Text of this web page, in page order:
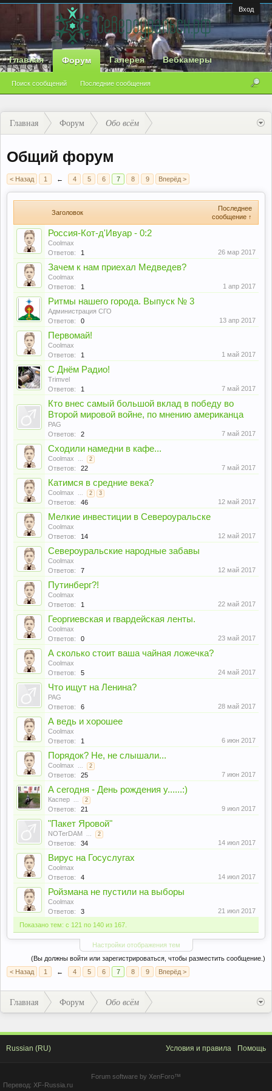
Вход
Главная Форум
Поиск сообщений Последние сообщения
Галерея Вебкамеры
Главная Форум Обо всём
Общий форум
< Назад 1 ← 4 5 6 7 8 9 Вперёд >
Заголовок
Последнее
сообщение ↑
Россия-Кот-д'Ивуар - 0:2
Coolmax
Ответов:
1 26 мар 2017
Зачем к нам приехал Медведев?
Coolmax
Ответов:
1 1 апр 2017
Ритмы нашего города. Выпуск № 3
Администрация СГО
Ответов:
0 13 апр 2017
Первомай!
Coolmax
Ответов:
1 1 май 2017
С Днём Радио!
Trimvel
Ответов:
1 7 май 2017
Кто внес самый большой вклад в победу во
Второй мировой войне, по мнению американца
PAG
Ответов:
2 7 май 2017
Сходили намедни в кафе...
Coolmax ... 2
Ответов: 22 7 май 2017
Катимся в средние века?
Coolmax ... 2 3
Ответов: 46 12 май 2017
Мелкие инвестиции в Североуральске
Coolmax
Ответов:
14 12 май 2017
Североуральские народные забавы
Coolmax
Ответов:
7 12 май 2017
Путинберг?!
Coolmax
Ответов:
1 22 май 2017
Георгиевская и гвардейская ленты.
Coolmax
Ответов:
0 23 май 2017
А сколько стоит ваша чайная ложечка?
Coolmax
Ответов:
5 24 май 2017
Что ищут на Ленина?
PAG
Ответов:
6 28 май 2017
А ведь и хорошее
Coolmax
Ответов:
1 6 июн 2017
Порядок? Не, не слышали...
Coolmax ... 2
Ответов: 25 7 июн 2017
А сегодня - День рождения у......:)
Каспер ... 2
Ответов: 21 9 июл 2017
"Пакет Яровой"
NOTerDAM ... 2
Ответов: 34 14 июл 2017
Вирус на Госуслугах
Coolmax
Ответов:
4 14 июл 2017
Ройзмана не пустили на выборы
Coolmax
Ответов:
3
21 июл 2017
Показано тем: с 121 по 140 из 167.
Настройки отображения тем
(Вы должны войти или зарегистрироваться, чтобы разместить сообщение.)
< Назад
1 ← 4 5 6 7 8 9 Вперёд >
Главная Форум Обо всём
Russian (RU) Условия и правила Помощь
Forum software by XenForo™
Перевод: XF-Russia.ru